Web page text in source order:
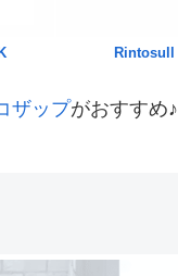
Rintosull
ザップがおすすめ♪